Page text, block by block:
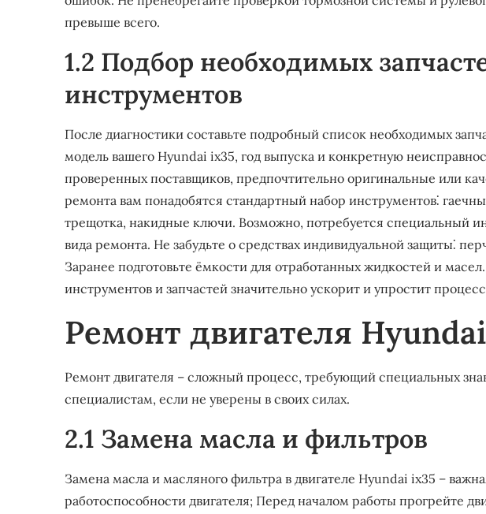
превыше всего.
1.2 Подбор необходимых
инструментов
После диагностики составьте подробный список необходимых
модель вашего Hyundai ix35, год выпуска и конкретную
проверенных поставщиков, предпочтительно оригинальные или
ремонта вам понадобятся стандартный набор инструментов⁚
трещотка, накидные ключи. Возможно, потребуется специальный
вида ремонта. Не забудьте о средствах индивидуальной защиты⁚
Заранее подготовьте ёмкости для отработанных жидкостей и
инструментов и запчастей значительно ускорит и упростит
Ремонт двигателя
Ремонт двигателя – сложный процесс, требующий специальных
специалистам, если не уверены в своих силах.
2.1 Замена масла и фильтров
Замена масла и масляного фильтра в двигателе Hyundai ix35 –
работоспособности двигателя; Перед началом работы прогрейте